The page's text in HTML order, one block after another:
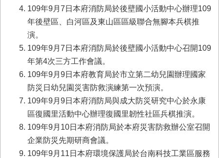
109年9月7日本府消防局於後壁國小活動中心辦理109
年後壁區、白河區及東山區區級聯合無腳本兵棋推
演。
109年9月7日本府消防局於後壁國小活動中心召開109
年第4次三方工作會議。
109年9月9日本府教育局於市立第二幼兒園辦理國家
防災日幼兒園災害防救演練第一次預演。
109年9月9日本府消防局與成大防災研究中心於永康
區復國里活動中心辦理復國里韌性社區兵棋推演。
109年9月10日本府消防局於本府災害防救辦公室召開
企業防災先期研商會議。
109年9月11日本府環境保護局於台南科技工業區服務